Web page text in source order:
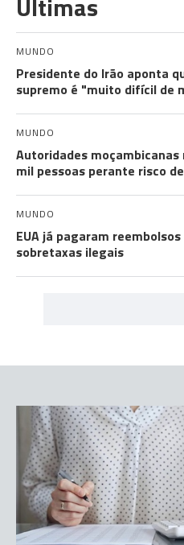
MUNDO
Presidente do Irão aponta
supremo é "muito difícil de
MUNDO
Autoridades
mil pessoas perante risco
MUNDO
EUA já pagaram
sobretaxas ilegais